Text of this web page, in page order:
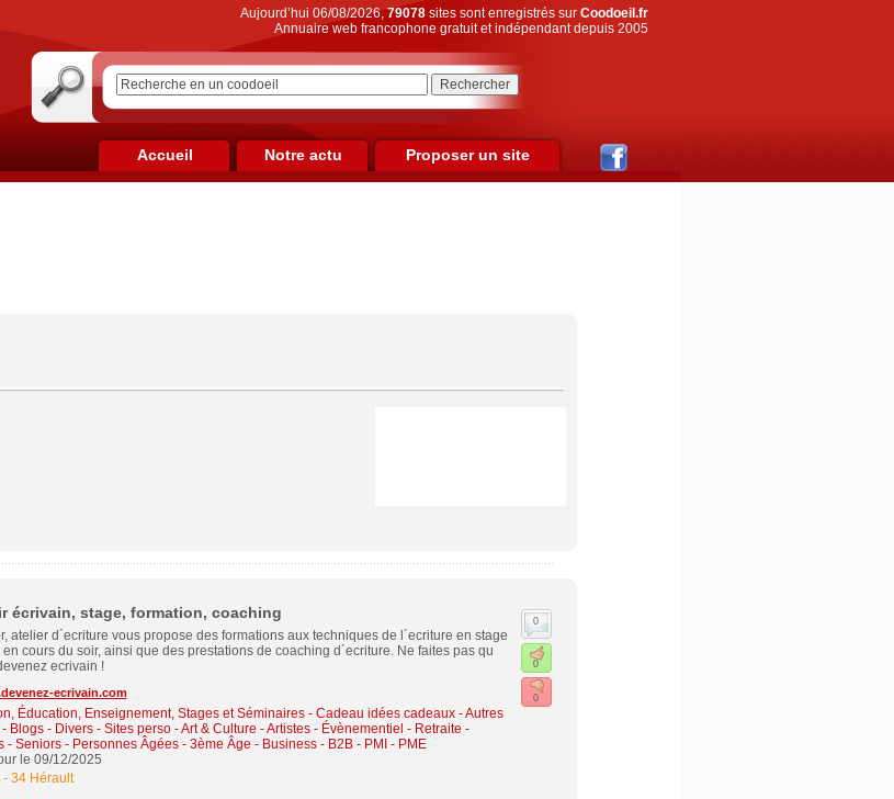
Aujourd’hui 06/08/2026,79078sites sont enregistrés sur Coodoeil.fr
Annuaire web francophone gratuit et indépendant depuis 2005
Accueil Notre actu Proposer un site
écrivain, stage, formation, coaching
atelier d´ecriture vous propose des formations aux techniques de l´ecriture en stage
en cours du soir, ainsi que des prestations de coaching d´ecriture. Ne faites pas qu
ecrivain !
ecrivain.com
Éducation, Enseignement, Stages et Séminaires- Cadeau idées cadeaux-Autres
Blogs - Divers - Sites perso-Art & Culture - Artistes - Évènementiel - Retraite -
- Seniors - Personnes Âgées - 3ème Âge - Business - B2B - PMI - PME
le 09/12/2025
- 34 Hérault
0
0
0